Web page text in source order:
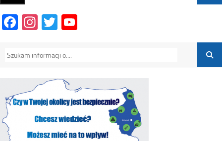
Facebook
Instagram
Twitter